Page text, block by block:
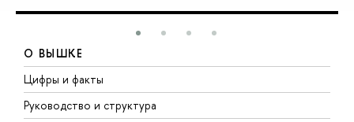
О ВЫШКЕ
Цифры и факты
Руководство и структура